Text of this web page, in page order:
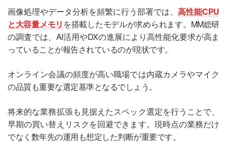
画像処理やデータ分析を頻繁に行う部署では、高性能CPU
と大容量メモリを搭載したモデルが求められます。MM総研
の調査では、AI活用やDXの進展により高性能化要求が高ま
っていることが報告されているのが現状です。
オンライン会議の頻度が高い職場では内蔵カメラやマイク
の品質も重要な選定基準となるでしょう。
将来的な業務拡張も見据えたスペック選定を行うことで、
早期の買い替えリスクを回避できます。現時点の業務だけ
でなく数年先の運用も想定した判断が重要です。